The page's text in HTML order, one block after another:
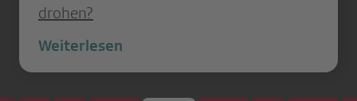
drohen?
Weiterlesen